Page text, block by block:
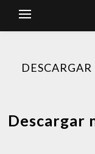
Descargar